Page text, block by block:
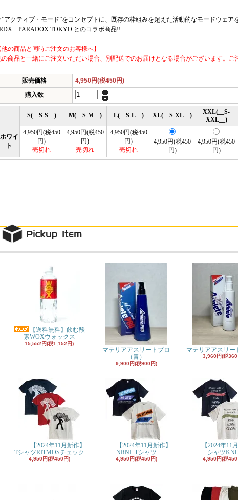
アクティブ・モード”をコンセプトに、既存の枠組みを超えた活動的なモードウェア
PARADOX TOKYO とのコラボ商品!!
他の商品と同時ご注文のお客様へ】
の商品と一緒にご注文いただい場合、別配送でのお届けとなる場合がございます。ご
販売価格
4,950円(税450円)
購入数
S(__S-S__) M(__S-M__) L(__S-L__) XL(__S-XL__)
XXL(__S-
XXL__)
ホワイ
ト
4,950円(税450
円)
売切れ
4,950円(税450
円)
売切れ
4,950円(税450
円)
売切れ
4,950円(税450
円)
4,950円(税450
円)
【送料無料】飲む酸
素WOXウォックス
15,552円(税1,152円)
マテリアアスリートプロ
（青）
9,900円(税900円)
マテリアアスリー
3,960円(税360
【2024年11月新作】
TシャツRITMOSチェック
4,950円(税450円)
【2024年11月新作】
NRNL Tシャツ
4,950円(税450円)
【2024年11
シャツ
4,950円(税450